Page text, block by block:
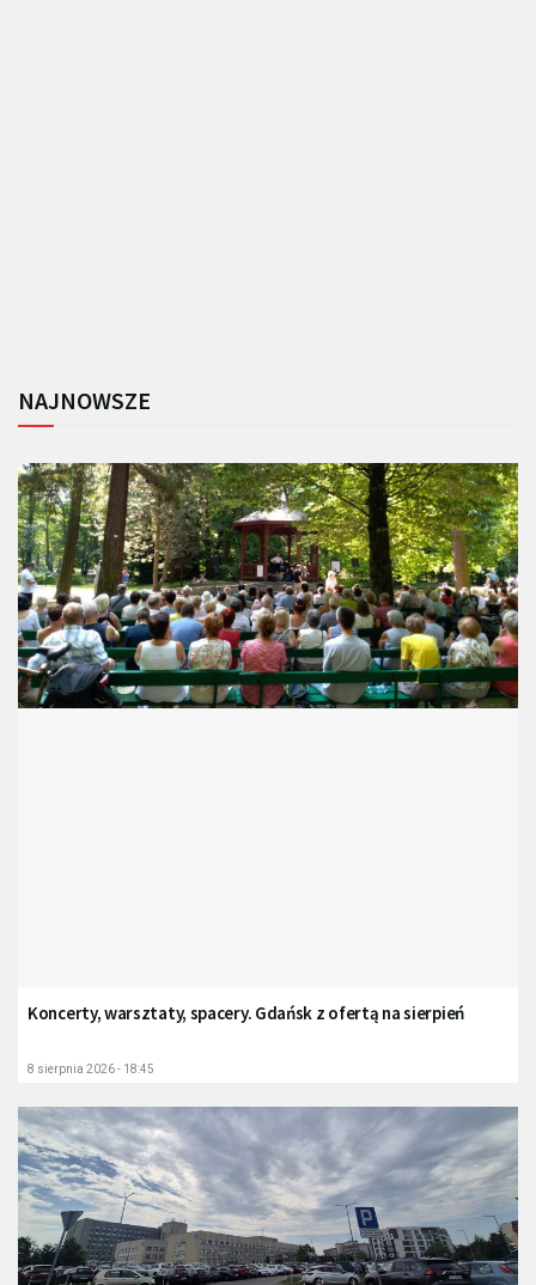
NAJNOWSZE
Koncerty, warsztaty, spacery. Gdańsk z ofertą na sierpień
8 sierpnia 2026 - 18:45